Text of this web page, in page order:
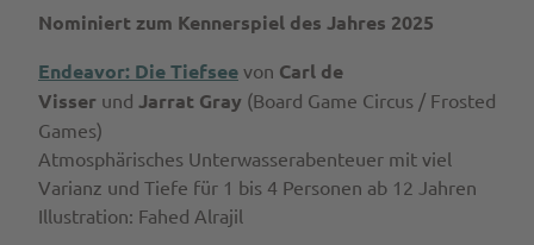
Nominiert zum Kennerspiel des Jahres 2025
Endeavor: Die Tiefsee von Carl de
Visser und Jarrat Gray (Board Game Circus / Frosted
Games)
Atmosphärisches Unterwasserabenteuer mit viel
Varianz und Tiefe für 1 bis 4 Personen ab 12 Jahren
Illustration: Fahed Alrajil